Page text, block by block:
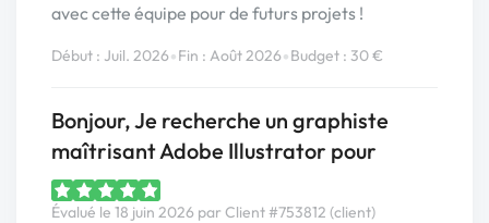
avec cette équipe pour de futurs projets !
Début : Juil. 2026•Fin : Août 2026•Budget : 30 €
Bonjour, Je recherche un graphiste
maîtrisant Adobe Illustrator pour
Évalué le 18 juin 2026 par Client #753812 (client)